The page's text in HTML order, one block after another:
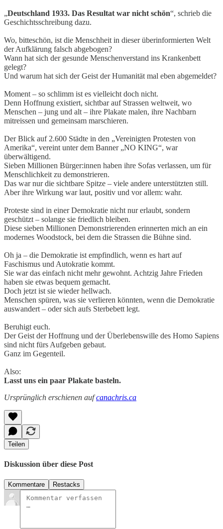
„Deutschland 1933. Das Resultat war nicht schön“, schrieb die
Geschichtsschreibung dazu.
Wo, bitteschön, ist die Menschheit in dieser überinformierten Welt
der Aufklärung falsch abgebogen?
Wann hat sich der gesunde Menschenverstand ins Krankenbett
gelegt?
Und warum hat sich der Geist der Humanität mal eben abgemeldet?
Moment – so schlimm ist es vielleicht doch nicht.
Denn Hoffnung existiert, sichtbar auf Strassen weltweit, wo
Menschen – jung und alt – ihre Plakate malen, ihre Nachbarn
mitreissen und gemeinsam marschieren.
Der Blick auf 2.600 Städte in den „Vereinigten Protesten von
Amerika“, vereint unter dem Banner „NO KING“, war
überwältigend.
Sieben Millionen Bürger:innen haben ihre Sofas verlassen, um für
Menschlichkeit zu demonstrieren.
Das war nur die sichtbare Spitze – viele andere unterstützten still.
Aber ihre Wirkung war laut, positiv und vor allem: wahr.
Proteste sind in einer Demokratie nicht nur erlaubt, sondern
geschützt – solange sie friedlich bleiben.
Diese sieben Millionen Demonstrierenden erinnerten mich an ein
modernes Woodstock, bei dem die Strassen die Bühne sind.
Oh ja – die Demokratie ist empfindlich, wenn es hart auf
Faschismus und Autokratie kommt.
Sie war das einfach nicht mehr gewohnt. Achtzig Jahre Frieden
haben sie etwas bequem gemacht.
Doch jetzt ist sie wieder hellwach.
Menschen spüren, was sie verlieren könnten, wenn die Demokratie
auswandert – oder sich aufs Sterbebett legt.
Beruhigt euch.
Der Geist der Hoffnung und der Überlebenswille des Homo Sapiens
sind nicht fürs Aufgeben gebaut.
Ganz im Gegenteil.
Also:
Lasst uns ein paar Plakate basteln.
Ursprünglich erschienen aufcanachris.ca
Teilen
Diskussion über diese Post
Kommentare Restacks